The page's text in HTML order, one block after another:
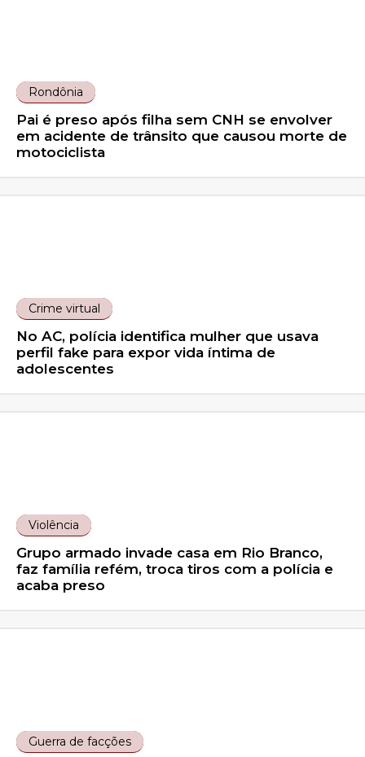
Rondônia
Pai é preso após filha sem CNH se envolver
em acidente de trânsito que causou morte de
motociclista
Crime virtual
No AC, polícia identifica mulher que usava
perfil fake para expor vida íntima de
adolescentes
Violência
Grupo armado invade casa em Rio Branco,
faz família refém, troca tiros com a polícia e
acaba preso
Guerra de facções